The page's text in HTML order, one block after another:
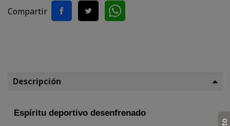
Compartir
Descripción
Espíritu deportivo desenfrenado